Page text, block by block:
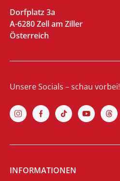
Dorfplatz 3a
A-6280 Zell am Ziller
Österreich
Unsere Socials – schau vorbei!
INFORMATIONEN